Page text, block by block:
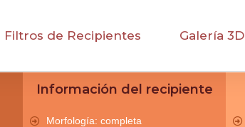
Filtros de Recipientes Galería 3D
Información del recipiente
Morfología: completa